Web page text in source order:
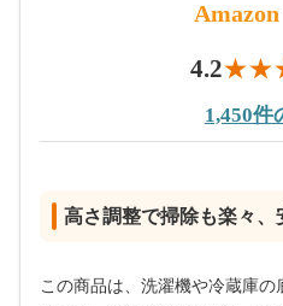
Amazon
4.2
1,450件
高さ調整で掃除も楽々
この商品は、洗濯機や冷蔵庫